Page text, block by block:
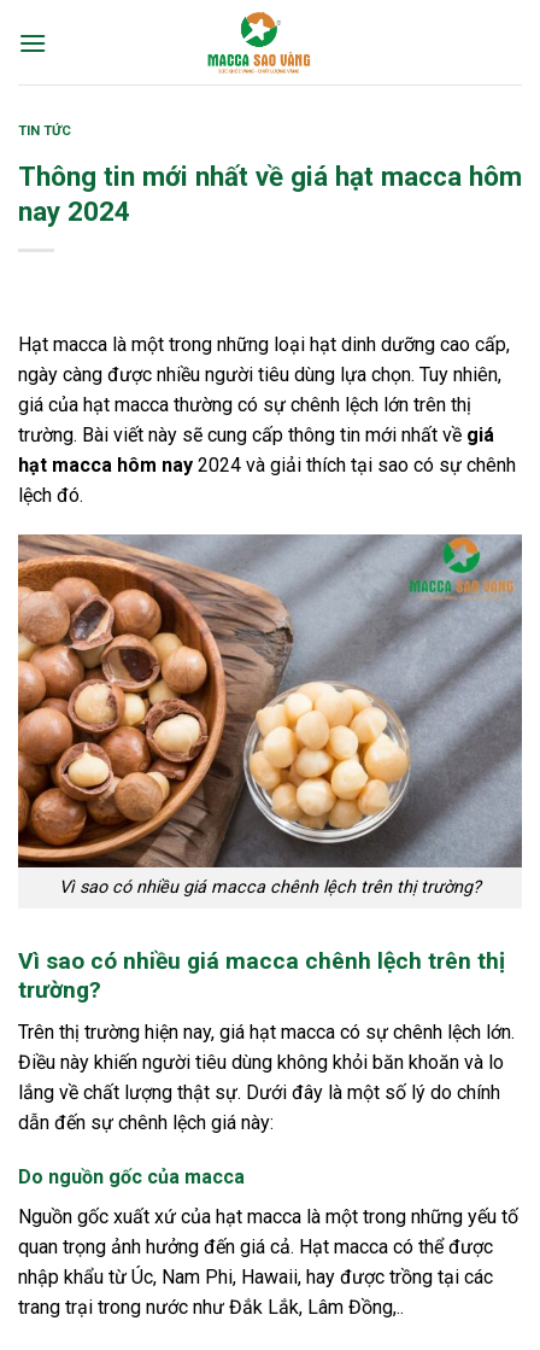
TIN TỨC
Thông tin mới nhất về giá hạt macca hôm
nay 2024
Hạt macca là một trong những loại hạt dinh dưỡng cao cấp,
ngày càng được nhiều người tiêu dùng lựa chọn. Tuy nhiên,
giá của hạt macca thường có sự chênh lệch lớn trên thị
trường. Bài viết này sẽ cung cấp thông tin mới nhất về giá
hạt macca hôm nay 2024 và giải thích tại sao có sự chênh
lệch đó.
Vì sao có nhiều giá macca chênh lệch trên thị trường?
Vì sao có nhiều giá macca chênh lệch trên thị
trường?
Trên thị trường hiện nay, giá hạt macca có sự chênh lệch lớn.
Điều này khiến người tiêu dùng không khỏi băn khoăn và lo
lắng về chất lượng thật sự. Dưới đây là một số lý do chính
dẫn đến sự chênh lệch giá này:
Do nguồn gốc của macca
Nguồn gốc xuất xứ của hạt macca là một trong những yếu tố
quan trọng ảnh hưởng đến giá cả. Hạt macca có thể được
nhập khẩu từ Úc, Nam Phi, Hawaii, hay được trồng tại các
trang trại trong nước như Đắk Lắk, Lâm Đồng,..